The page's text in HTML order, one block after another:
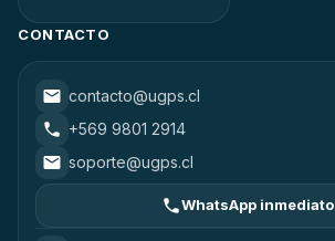
CONTACTO
contacto@ugps.cl
+569 9801 2914
soporte@ugps.cl
WhatsApp inmediato